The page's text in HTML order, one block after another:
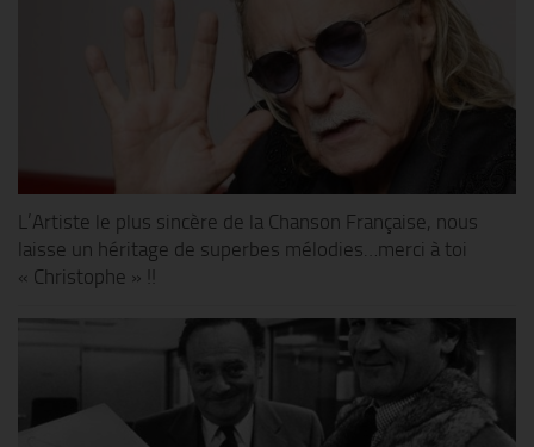
L’Artiste le plus sincère de la Chanson Française, nous
laisse un héritage de superbes mélodies…merci à toi
« Christophe » !!